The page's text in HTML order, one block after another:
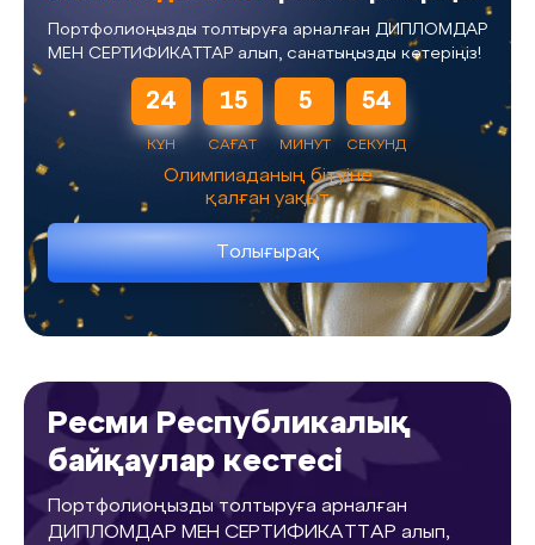
Портфолиоңызды толтыруға арналған ДИПЛОМДАР
МЕН СЕРТИФИКАТТАР алып, санатыңызды көтеріңіз!
24
КҮН
15
САҒАТ
5
МИНУТ
54
СЕКУНД
Олимпиаданың бітуіне
қалған уақыт
Толығырақ
Ресми Республикалық
байқаулар кестесі
Портфолиоңызды толтыруға арналған
ДИПЛОМДАР МЕН СЕРТИФИКАТТАР алып,